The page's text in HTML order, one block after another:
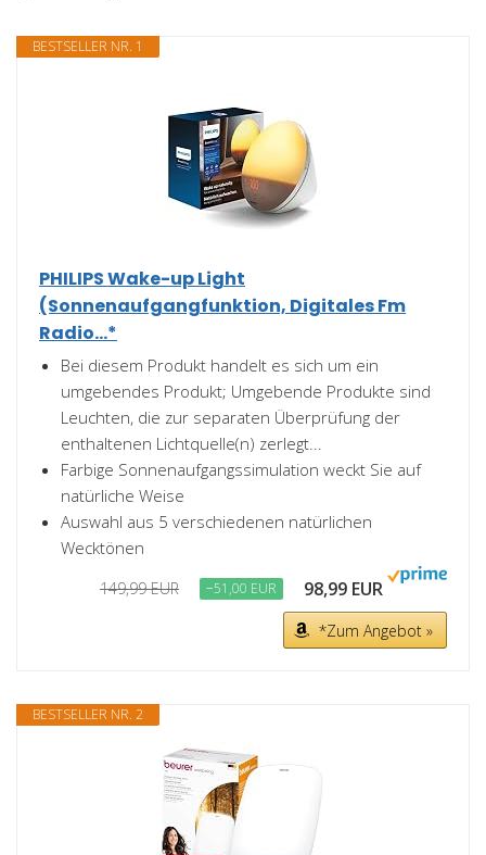
BESTSELLER NR. 1
PHILIPS Wake-up Light
(Sonnenaufgangfunktion, Digitales Fm
Radio...*
Bei diesem Produkt handelt es sich um ein
umgebendes Produkt; Umgebende Produkte sind
Leuchten, die zur separaten Überprüfung der
enthaltenen Lichtquelle(n) zerlegt...
Farbige Sonnenaufgangssimulation weckt Sie auf
natürliche Weise
Auswahl aus 5 verschiedenen natürlichen
Wecktönen
149,99 EUR −51,00 EUR 98,99 EUR
*Zum Angebot »
BESTSELLER NR. 2